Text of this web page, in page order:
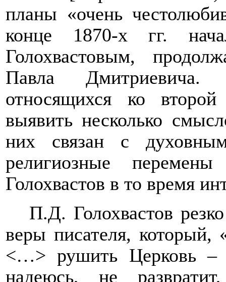
планы «очень
конце 1870-х гг.
Голохвастовым,
Павла
относящихся ко
выявить несколько
них связан с
религиозные
Голохвастов в то время
П.Д. Голохвастов
веры писателя, который,
<…> рушить Церковь
надеюсь, не